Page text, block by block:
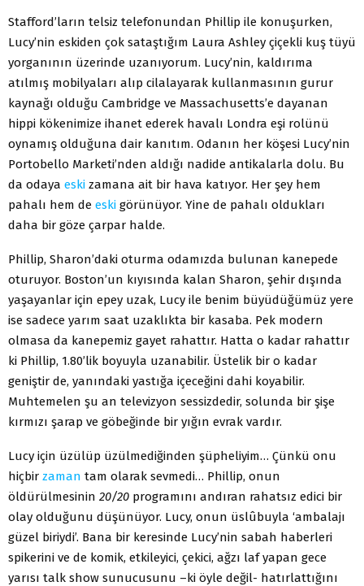
Stafford’ların telsiz telefonundan Phillip ile konuşurken,
Lucy’nin eskiden çok sataştığım Laura Ashley çiçekli kuş tüyü
yorganının üzerinde uzanıyorum. Lucy’nin, kaldırıma
atılmış mobilyaları alıp cilalayarak kullanmasının gurur
kaynağı olduğu Cambridge ve Massachusetts’e dayanan
hippi kökenimize ihanet ederek havalı Londra eşi rolünü
oynamış olduğuna dair kanıtım. Odanın her köşesi Lucy’nin
Portobello Marketi’nden aldığı nadide antikalarla dolu. Bu
da odaya eski zamana ait bir hava katıyor. Her şey hem
pahalı hem de eski görünüyor. Yine de pahalı oldukları
daha bir göze çarpar halde.
Phillip, Sharon’daki oturma odamızda bulunan kanepede
oturuyor. Boston’un kıyısında kalan Sharon, şehir dışında
yaşayanlar için epey uzak, Lucy ile benim büyüdüğümüz yere
ise sadece yarım saat uzaklıkta bir kasaba. Pek modern
olmasa da kanepemiz gayet rahattır. Hatta o kadar rahattır
ki Phillip, 1.80’lik boyuyla uzanabilir. Üstelik bir o kadar
geniştir de, yanındaki yastığa içeceğini dahi koyabilir.
Muhtemelen şu an televizyon sessizdedir, solunda bir şişe
kırmızı şarap ve göbeğinde bir yığın evrak vardır.
Lucy için üzülüp üzülmediğinden şüpheliyim… Çünkü onu
hiçbir zaman tam olarak sevmedi… Phillip, onun
öldürülmesinin 20/20 programını andıran rahatsız edici bir
olay olduğunu düşünüyor. Lucy, onun üslûbuyla ‘ambalajı
güzel biriydi’. Bana bir keresinde Lucy’nin sabah haberleri
spikerini ve de komik, etkileyici, çekici, ağzı laf yapan gece
yarısı talk show sunucusunu –ki öyle değil- hatırlattığını